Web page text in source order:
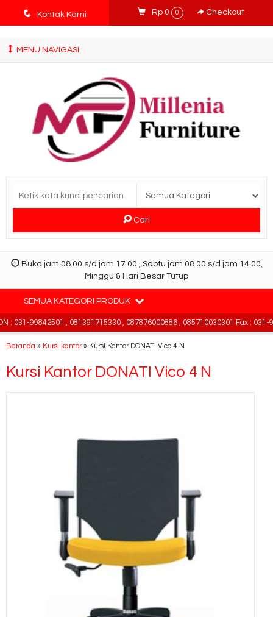
tv3ISbyqwvMDypa7aIfj2FUlPKawe7X5fX5v6wsT4Ns
q Kontak Kami Rp 0 0 Checkout
MENU NAVIGASI
Cari
Buka jam 08.00 s/d jam 17.00 , Sabtu jam 08.00 s/d jam 14.00,
Minggu & Hari Besar Tutup
SEMUA KATEGORI PRODUK
: 031-99842501 , 081391715330 , 087876000886 , 085710030301 Fax : 031-
Beranda » Kursi kantor» Kursi Kantor DONATI Vico 4 N
Kursi Kantor DONATI Vico 4 N